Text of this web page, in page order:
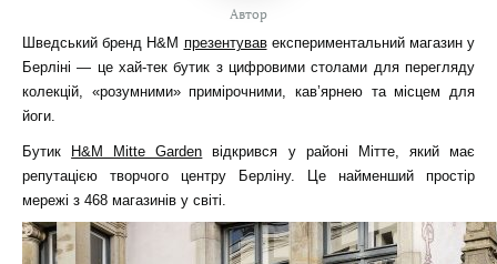
Автор
Шведський бренд H&M презентувавекспериментальний магазин у
Берліні — це хай-тек бутик з цифровими столами для перегляду
колекцій, «розумними» примірочними, кав’ярнею та місцем для
йоги.
Бутик H&M Mitte Garden відкрився у районі Мітте, який має
репутацією творчого центру Берліну. Це найменший простір
мережі з 468 магазинів у світі.